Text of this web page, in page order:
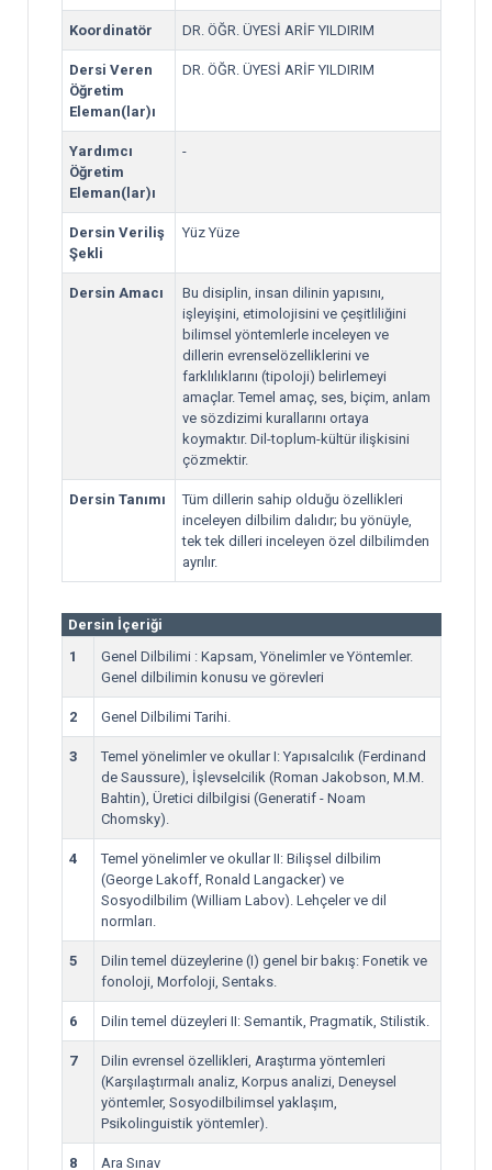
Koordinatör DR. ÖĞR. ÜYESİ ARİF YILDIRIM
Dersi Veren
Öğretim
Eleman(lar)ı
DR. ÖĞR. ÜYESİ ARİF YILDIRIM
Yardımcı
Öğretim
Eleman(lar)ı
-
Dersin Veriliş
Şekli
Yüz Yüze
Dersin Amacı
Bu disiplin, insan dilinin yapısını,
işleyişini, etimolojisini ve çeşitliliğini
bilimsel yöntemlerle inceleyen ve
dillerin evrenselözelliklerini ve
farklılıklarını (tipoloji) belirlemeyi
amaçlar. Temel amaç, ses, biçim, anlam
ve sözdizimi kurallarını ortaya
koymaktır. Dil-toplum-kültür ilişkisini
çözmektir.
Dersin Tanımı
Tüm dillerin sahip olduğu özellikleri
inceleyen dilbilim dalıdır; bu yönüyle,
tek tek dilleri inceleyen özel dilbilimden
ayrılır.
Dersin İçeriği
1
Genel Dilbilimi : Kapsam, Yönelimler ve Yöntemler.
Genel dilbilimin konusu ve görevleri
2 Genel Dilbilimi Tarihi.
3
Temel yönelimler ve okullar I: Yapısalcılık (Ferdinand
de Saussure), İşlevselcilik (Roman Jakobson, M.M.
Bahtin), Üretici dilbilgisi (Generatif - Noam
Chomsky).
4
Temel yönelimler ve okullar II: Bilişsel dilbilim
(George Lakoff, Ronald Langacker) ve
Sosyodilbilim (William Labov). Lehçeler ve dil
normları.
5
Dilin temel düzeylerine (I) genel bir bakış: Fonetik ve
fonoloji, Morfoloji, Sentaks.
6 Dilin temel düzeyleri II: Semantik, Pragmatik, Stilistik.
7
Dilin evrensel özellikleri, Araştırma yöntemleri
(Karşılaştırmalı analiz, Korpus analizi, Deneysel
yöntemler, Sosyodilbilimsel yaklaşım,
Psikolinguistik yöntemler).
8 Ara Sınav